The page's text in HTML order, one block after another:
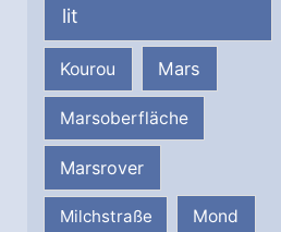
lit
Kourou Mars
Marsoberfläche
Marsrover
Milchstraße Mond